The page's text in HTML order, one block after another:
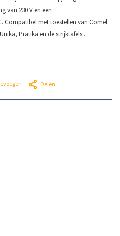
van 230 V en een
Compatibel met toestellen van Comel
Pratika en de strijktafels...
Delen